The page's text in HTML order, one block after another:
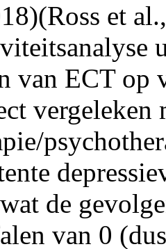
et
van ECT op
vergeleken
de
van 0